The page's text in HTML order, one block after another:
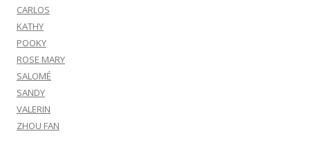
CARLOS
KATHY
POOKY
ROSE MARY
SALOMÉ
SANDY
VALERIN
ZHOU FAN